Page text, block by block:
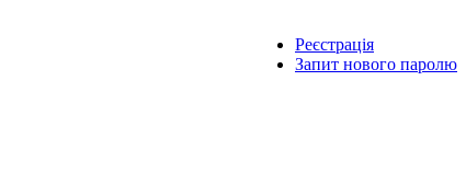
Реєстрація
Запит нового паролю